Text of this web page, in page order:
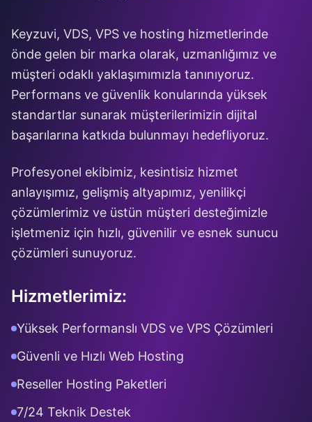
Keyzuvi, VDS, VPS ve hosting hizmetlerinde
önde gelen bir marka olarak, uzmanlığımız ve
müşteri odaklı yaklaşımımızla tanınıyoruz.
Performans ve güvenlik konularında yüksek
standartlar sunarak müşterilerimizin dijital
başarılarına katkıda bulunmayı hedefliyoruz.
Profesyonel ekibimiz, kesintisiz hizmet
anlayışımız, gelişmiş altyapımız, yenilikçi
çözümlerimiz ve üstün müşteri desteğimizle
işletmeniz için hızlı, güvenilir ve esnek sunucu
çözümleri sunuyoruz.
Hizmetlerimiz:
Yüksek Performanslı VDS ve VPS Çözümleri
Güvenli ve Hızlı Web Hosting
Reseller Hosting Paketleri
7/24 Teknik Destek